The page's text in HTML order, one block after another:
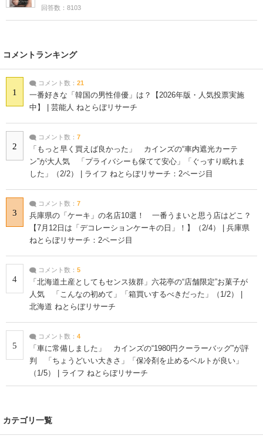
回答数：8103
コメントランキング
1
コメント数： 21
一番好きな「韓国の男性俳優」は？【2026年版・人気投票実施
中】 | 芸能人 ねとらぼリサーチ
2
コメント数： 7
「もっと早く買えば良かった」 カインズの“車内遮光カーテ
ン”が大人気 「プライバシーも保てて安心」「ぐっすり眠れま
した」（2/2） | ライフ ねとらぼリサーチ：2ページ目
3
コメント数： 7
兵庫県の「ケーキ」の名店10選！ 一番うまいと思う店はどこ？
【7月12日は「デコレーションケーキの日」！】（2/4） | 兵庫県
ねとらぼリサーチ：2ページ目
4
コメント数： 5
「北海道土産としてもセンス抜群」六花亭の“店舗限定”お菓子が
人気 「こんなの初めて」「箱買いするべきだった」（1/2） |
北海道 ねとらぼリサーチ
5
コメント数： 4
「車に常備しました」 カインズの“1980円クーラーバッグ”が評
判 「ちょうどいい大きさ」「保冷剤を止めるベルトが良い」
（1/5） | ライフ ねとらぼリサーチ
カテゴリ一覧